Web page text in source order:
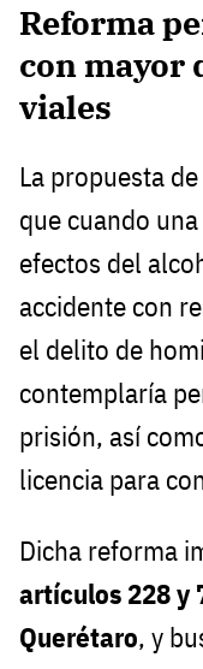
Reforma
con mayor
viales
La propuesta
que cuando
efectos del
accidente con
el delito de
contemplaría
prisión, así
licencia para
Dicha reforma
artículos 228 y
Querétaro, y